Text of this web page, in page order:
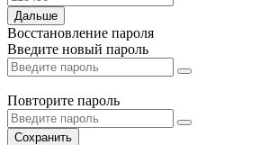
Дальше
Восстановление пароля
Введите новый пароль
Повторите пароль
Сохранить